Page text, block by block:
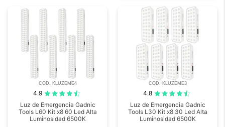
COD. KLUZEME4
4.9
Luz de Emergencia Gadnic
Tools L60 Kit x8 60 Led Alta
Luminosidad 6500K
COD. KLUZEME3
4.8
Luz de Emergencia Gadnic
Tools L30 Kit x8 30 Led Alta
Luminosidad 6500K